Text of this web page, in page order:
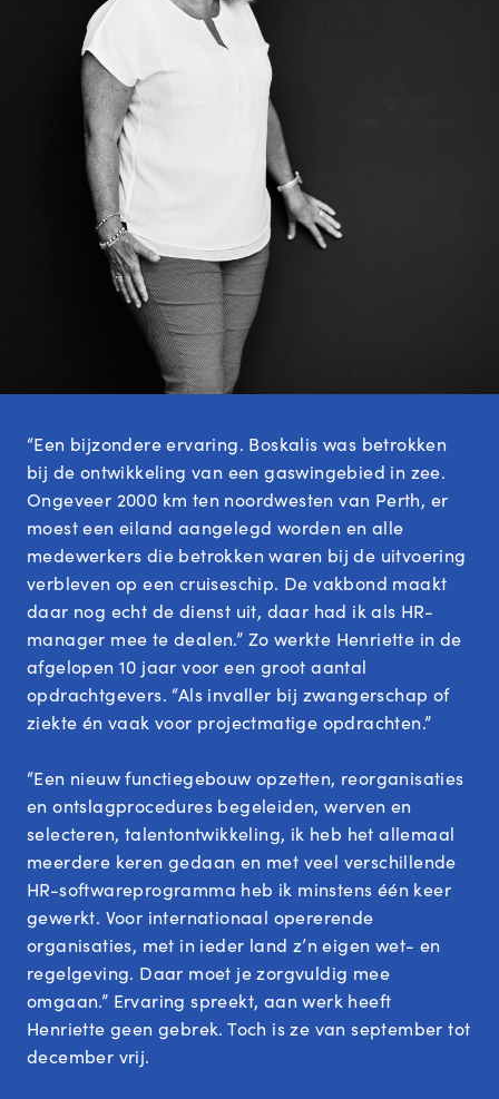
“Een bijzondere ervaring. Boskalis was betrokken
bij de ontwikkeling van een gaswingebied in zee.
Ongeveer 2000 km ten noordwesten van Perth, er
moest een eiland aangelegd worden en alle
medewerkers die betrokken waren bij de uitvoering
verbleven op een cruiseschip. De vakbond maakt
daar nog echt de dienst uit, daar had ik als HR-
manager mee te dealen.” Zo werkte Henriette in de
afgelopen 10 jaar voor een groot aantal
opdrachtgevers. “Als invaller bij zwangerschap of
ziekte én vaak voor projectmatige opdrachten.”
“Een nieuw functiegebouw opzetten, reorganisaties
en ontslagprocedures begeleiden, werven en
selecteren, talentontwikkeling, ik heb het allemaal
meerdere keren gedaan en met veel verschillende
HR-softwareprogramma heb ik minstens één keer
gewerkt. Voor internationaal opererende
organisaties, met in ieder land z’n eigen wet- en
regelgeving. Daar moet je zorgvuldig mee
omgaan.” Ervaring spreekt, aan werk heeft
Henriette geen gebrek. Toch is ze van september tot
december vrij.